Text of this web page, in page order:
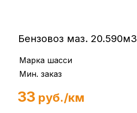
Бензовоз маз. 20.590м3
Марка шасси
Мин. заказ
33 руб./км